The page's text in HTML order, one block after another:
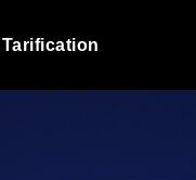
Tarification